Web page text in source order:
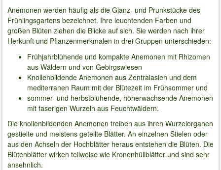
Anemonen werden häufig als die Glanz- und Prunkstücke des
Frühlingsgartens bezeichnet. Ihre leuchtenden Farben und
großen Blüten ziehen die Blicke auf sich. Sie werden nach ihrer
Herkunft und Pflanzenmerkmalen in drei Gruppen unterschieden:
Frühjahrblühende und kompakte Anemonen mit Rhizomen
aus Wäldern und von Gebirgswiesen
Knollenbildende Anemonen aus Zentralasien und dem
mediterranen Raum mit der Blütezeit im Frühsommer und
sommer- und herbstblühende, höherwachsende Anemonen
mit faserigen Wurzeln aus Feuchtwäldern.
Die knollenbildenden Anemonen treiben aus ihren Wurzelorganen
gestielte und meistens geteilte Blätter. An einzelnen Stielen oder
aus den Achseln der Hochblätter heraus entstehen die Blüten. Die
Blütenblätter wirken teilweise wie Kronenhüllblätter und sind sehr
ansehnlich.